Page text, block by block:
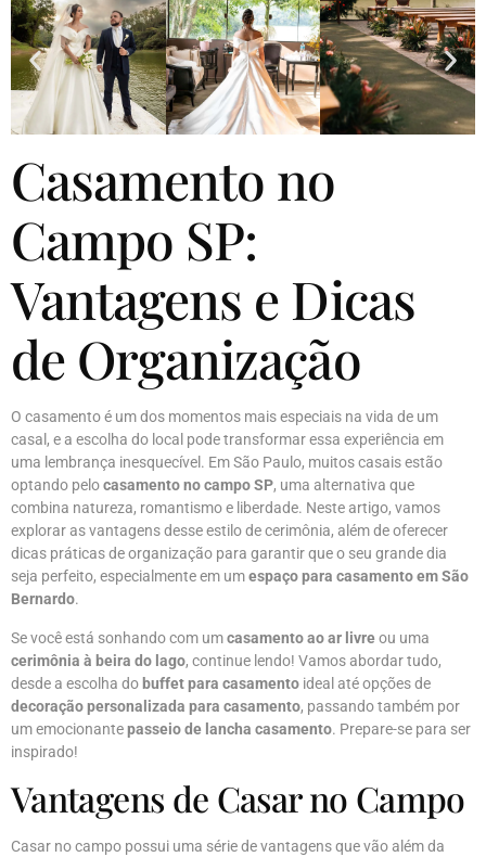
Casamento no
Campo SP:
Vantagens e Dicas
de Organização
O casamento é um dos momentos mais especiais na vida de um
casal, e a escolha do local pode transformar essa experiência em
uma lembrança inesquecível. Em São Paulo, muitos casais estão
optando pelocasamento no campo SP, uma alternativa que
combina natureza, romantismo e liberdade. Neste artigo, vamos
explorar as vantagens desse estilo de cerimônia, além de oferecer
dicas práticas de organização para garantir que o seu grande dia
seja perfeito, especialmente em umespaço para casamento em São
Bernardo.
Se você está sonhando com umcasamento ao ar livreou uma
cerimônia à beira do lago, continue lendo! Vamos abordar tudo,
desde a escolha do buffet para casamento ideal até opções de
decoração personalizada para casamento, passando também por
um emocionantepasseio de lancha casamento. Prepare-se para ser
inspirado!
Vantagens de Casar no Campo
Casar no campo possui uma série de vantagens que vão além da